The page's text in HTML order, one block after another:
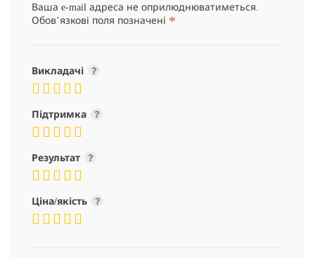
Ваша e-mail адреса не оприлюднюватиметься.
Обов’язкові поля позначені *
Викладачі
Підтримка
Результат
Ціна/якість